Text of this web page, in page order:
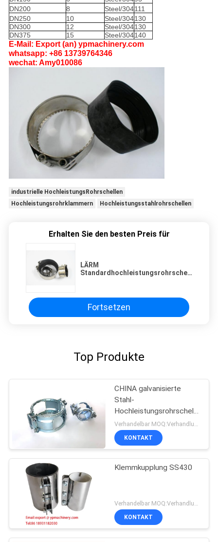
DN200
8 Steel/304111
DN250
10 Steel/304130
DN300
12 Steel/304130
DN375
15 Steel/304140
E-Mail: Export (an) ypmachinery.com
whatsapp: +86 13739764346
wechat: Amy010086
industrielle HochleistungsRohrschellen
Hochleistungsrohrklammern
Hochleistungsstahlrohrschellen
Erhalten Sie den besten Preis für
LÄRM
Standardhochleistungsrohrschellen-
Fortsetzen
Top Produkte
CHINA galvanisierte
Stahl-
Hochleistungsrohrschellen
DN100 SML Kombi KralleVerhandelbar MOQ:Verhandlung
KONTAKT
Klemmkupplung SS430
Verhandelbar MOQ:Verhandlung
KONTAKT